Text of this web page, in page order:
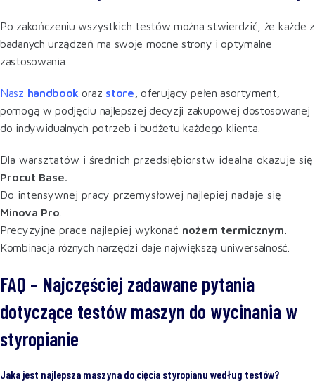
Po zakończeniu wszystkich testów można stwierdzić, że każde z
badanych urządzeń ma swoje mocne strony i optymalne
zastosowania.
Nasz handbook oraz store oferujący pełen asortyment,
pomogą w podjęciu najlepszej decyzji zakupowej dostosowanej
do indywidualnych potrzeb i budżetu każdego klienta.
Dla warsztatów i średnich przedsiębiorstw idealna okazuje się
Procut Base.
Do intensywnej pracy przemysłowej najlepiej nadaje się
Minova Pro
Precyzyjne prace najlepiej wykonać nożem termicznym.
Kombinacja różnych narzędzi daje największą uniwersalność.
FAQ – Najczęściej zadawane pytania
dotyczące testów maszyn do wycinania w
styropianie
Jaka jest najlepsza maszyna do cięcia styropianu według testów?